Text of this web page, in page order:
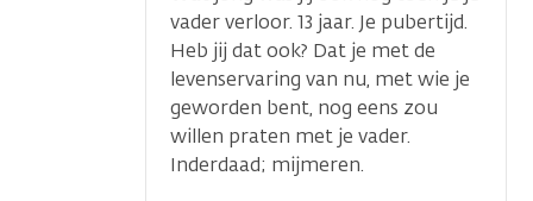
vader verloor. 13 jaar. Je pubertijd.
Heb jij dat ook? Dat je met de
levenservaring van nu, met wie je
geworden bent, nog eens zou
willen praten met je vader.
Inderdaad; mijmeren.